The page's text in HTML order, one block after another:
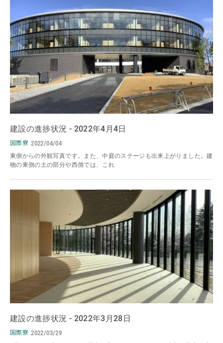
建設の進捗状況 - 2022年4月4日
国際寮 2022/04/04
東側からの外観写真です。また、中庭のステージも出来上がりました。建
物の東側の土の部分や西側では、これ
建設の進捗状況 - 2022年3月28日
国際寮 2022/03/29